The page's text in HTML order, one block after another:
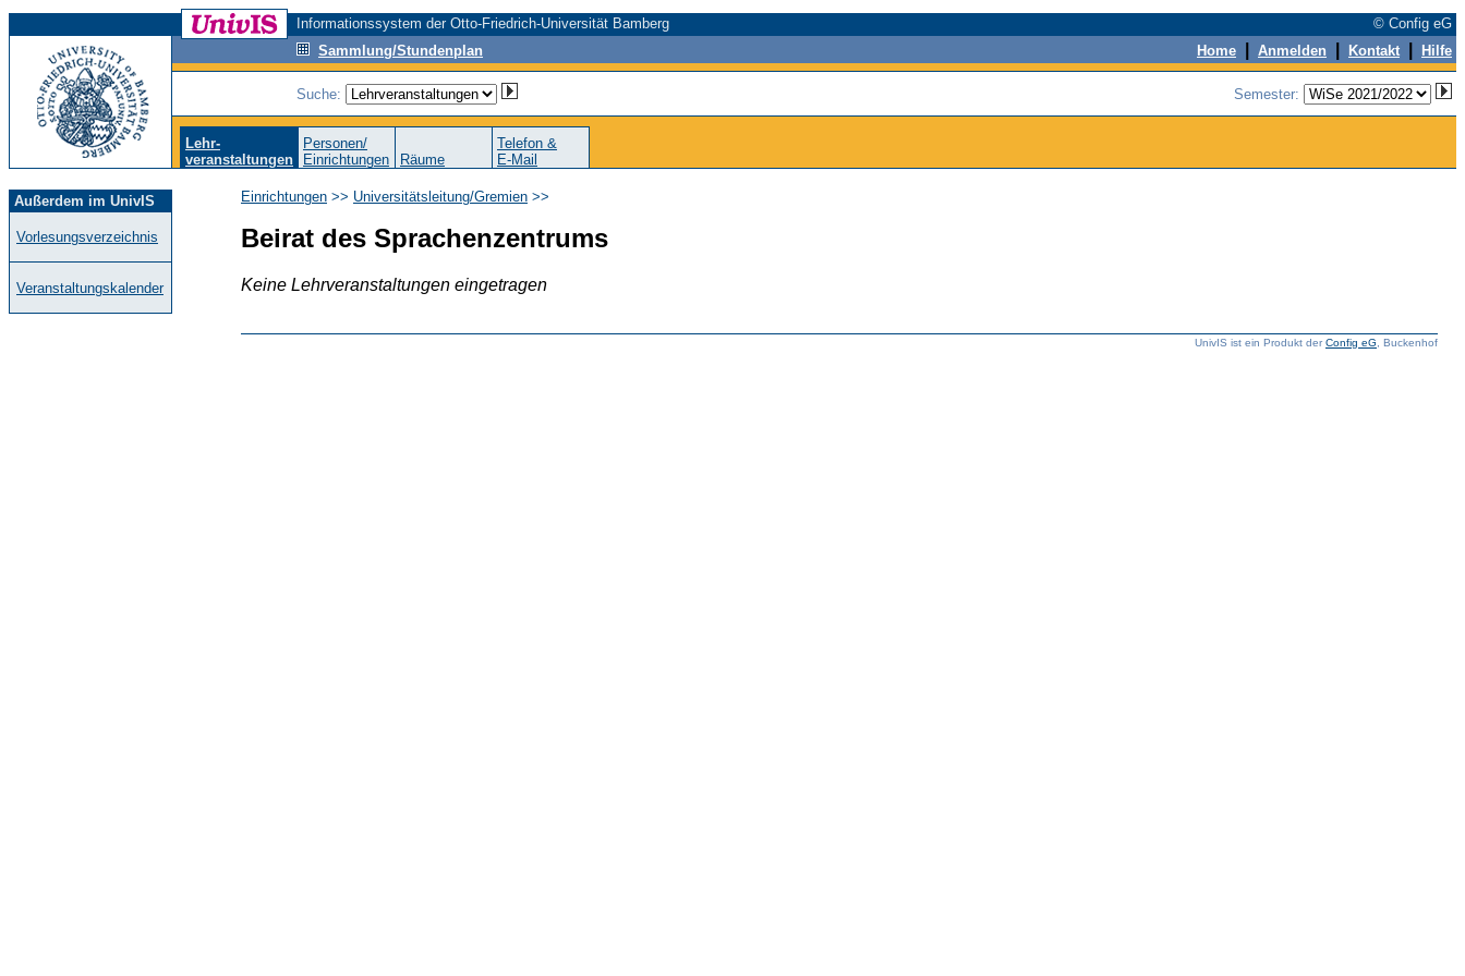
Informationssystem der Otto-Friedrich-Universität Bamberg
© Config eG
Sammlung/Stundenplan
Home Anmelden Kontakt Hilfe
Suche: Semester:
Lehr-
veranstaltungen
Personen/
Einrichtungen
Räume
Telefon &
E-Mail
Außerdem im UnivIS
Vorlesungsverzeichnis
Veranstaltungskalender
Einrichtungen >> Universitätsleitung/Gremien >>
Beirat des Sprachenzentrums
Keine Lehrveranstaltungen eingetragen
UnivIS ist ein Produkt derConfig eG , Buckenhof